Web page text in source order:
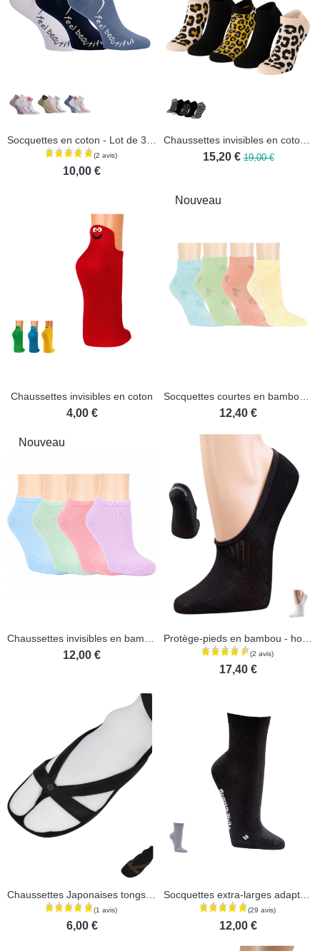
(1 avis)
Socquettes en coton - Lot de 3 paires
10,00 €
Chaussettes invisibles en coton - Lot de 5 paires
15,20 €19,00 €
Chaussettes invisibles en coton
4,00 €
Nouveau
Socquettes courtes en bambou - Lot de 3 paires
12,40 €
Nouveau
Chaussettes invisibles en bambou - Lot de 3 paires
12,00 €
Protège-pieds en bambou - homme/femme - lot de 3 paires
17,40 €
Chaussettes Japonaises tongs en bambou
6,00 €
Socquettes extra-larges adaptées aux diabétiques - Lot de 2 paires
12,00 €